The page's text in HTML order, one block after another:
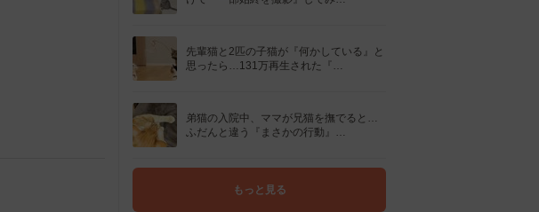
先輩猫と2匹の子猫が『何かしている』と
思ったら…131万再生された『…
弟猫の入院中、ママが兄猫を撫でると…
ふだんと違う『まさかの行動』…
もっと見る